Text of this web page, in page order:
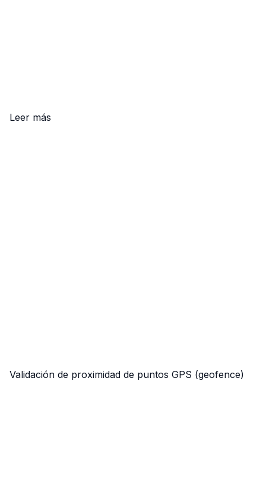
Leer más
Validación de proximidad de puntos GPS (geofence)